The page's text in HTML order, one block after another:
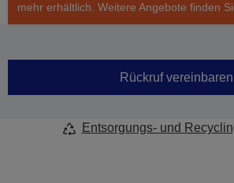
mehr erhältlich. Weitere Angebote finden
Rückruf vereinbaren
Entsorgungs- und